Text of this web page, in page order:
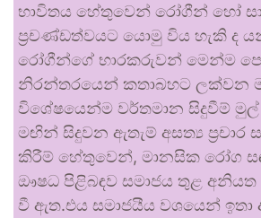
භාවිතය හේතුවෙන් රෝගීන් හෝ
ප්‍රචණ්ඩත්වයට යොමු විය හැකි ද
රෝගීන්ගේ භාරකරුවන් මෙන්ම
නිරන්තරයෙන් කතාබහට ලක්වන
විශේෂයෙන්ම වර්තමාන සිදුවීම්
මඟින් සිදුවන ඇතැම් අසත්‍ය
කිරීම් හේතුවෙන්, මානසික රෝග
ඖෂධ පිළිබඳව සමාජය තුළ
වී ඇත.එය සමාජයීය වශයෙන් ඉතා